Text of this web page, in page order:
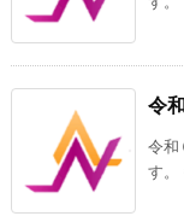
令
令和
す。